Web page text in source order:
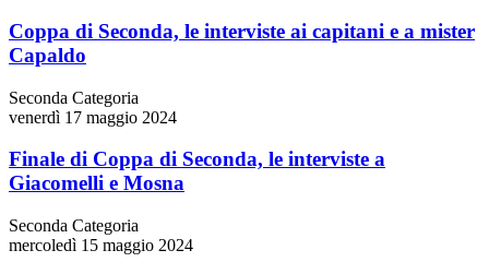
Coppa di Seconda, le interviste ai capitani e a mister
Capaldo
Seconda Categoria
venerdì 17 maggio 2024
Finale di Coppa di Seconda, le interviste a
Giacomelli e Mosna
Seconda Categoria
mercoledì 15 maggio 2024